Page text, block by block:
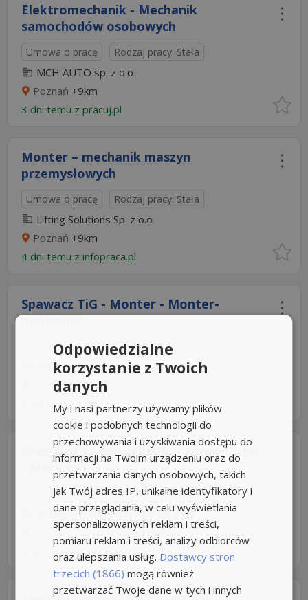
Elektromechanik - Mechanik
samochodów osobowych
Umowa o pracę Rodzaj pracy: Stała
MCH AUTO sp. z o.o
Poznań +9km
3 dni temu z pracuj.pl
Monter – mechanik maszyn
przemysłowych
Umowa o pracę Rodzaj pracy: Stała
Lifting Solutions Sp. z o.o
Poznań +9km
4 dni temu z infopraca.pl
Spawacz TiG - Monter - Monter-
mechanik
Rodzaj pracy: Stała
Abble Group Sp. z o.o 5,0
Poznań+9km
4 dni temu zpracuj.pl
Specjalista / Specjalistka - Konstruktor
- Mechanik
Umowa o pracę Rodzaj pracy: Stała
ATRES INTRALOGISTICS sp. z o.o
Poznań, Nowe Miasto +9km
4 dni temu z pracuj.pl
Odpowiedzialne
korzystanie z Twoich
danych
My i nasi partnerzy używamy plików
cookie i podobnych technologii do
przechowywania i uzyskiwania dostępu do
informacji na Twoim urządzeniu oraz do
przetwarzania danych osobowych, takich
jak Twój adres IP, unikalne identyfikatory i
dane przeglądania, w celu wyświetlania
spersonalizowanych reklam i treści,
pomiaru reklam i treści, analizy odbiorców
oraz ulepszania usług. Dostawcy stron
trzecich (1866) mogą również
przetwarzać Twoje dane w tych i innych